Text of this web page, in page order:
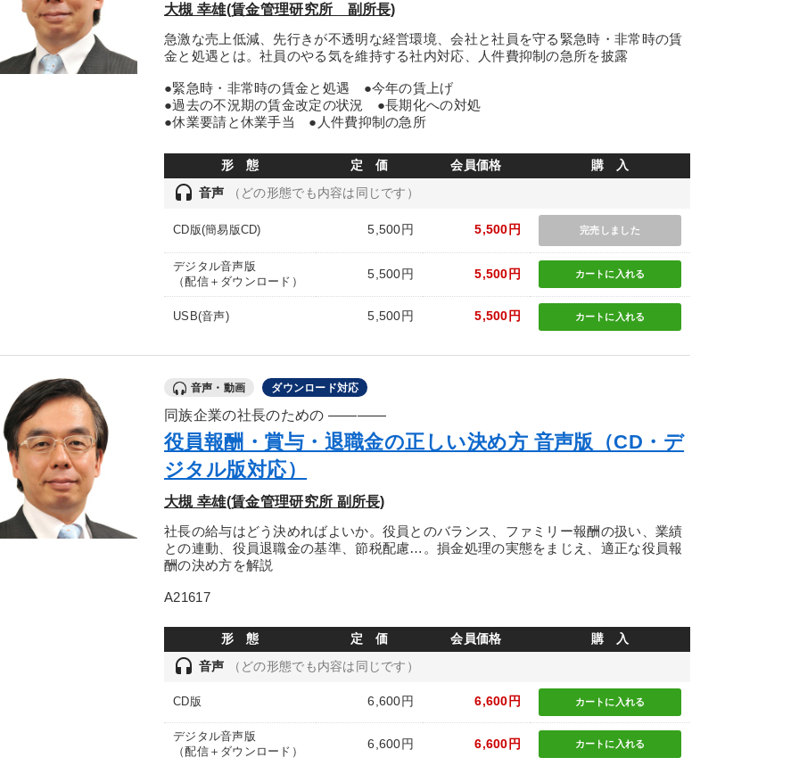
大槻 幸雄(賃金管理研究所 副所長)
急激な売上低減、先行きが不透明な経営環境、会社と社員を守る緊急時・非常時の賃
金と処遇とは。社員のやる気を維持する社内対応、人件費抑制の急所を披露
●緊急時・非常時の賃金と処遇 ●今年の賃上げ
●過去の不況期の賃金改定の状況 ●長期化への対処
●休業要請と休業手当 ●人件費抑制の急所
形 態 定 価 会員価格 購 入
headset 音声 （どの形態でも内容は同じです）
CD版(簡易版CD) 5,500円 5,500円 完売しました
デジタル音声版
（配信＋ダウンロード）
5,500円 5,500円 カートに 入れる
USB(音声) 5,500円 5,500円 カートに 入れる
音声・動画 ダウンロード対応
同族企業の社長のための ――――
役員報酬・賞与・退職金の正しい決め方 音声版（CD・デ
ジタル版対応）
大槻 幸雄(賃金管理研究所 副所長)
社長の給与はどう決めればよいか。役員とのバランス、ファミリー報酬の扱い、業績
との連動、役員退職金の基準、節税配慮…。損金処理の実態をまじえ、適正な役員報
酬の決め方を解説
A21617
形 態 定 価 会員価格 購 入
headset 音声 （どの形態でも内容は同じです）
CD版 6,600円 6,600円 カートに 入れる
デジタル音声版
（配信＋ダウンロード）
6,600円 6,600円 カートに 入れる